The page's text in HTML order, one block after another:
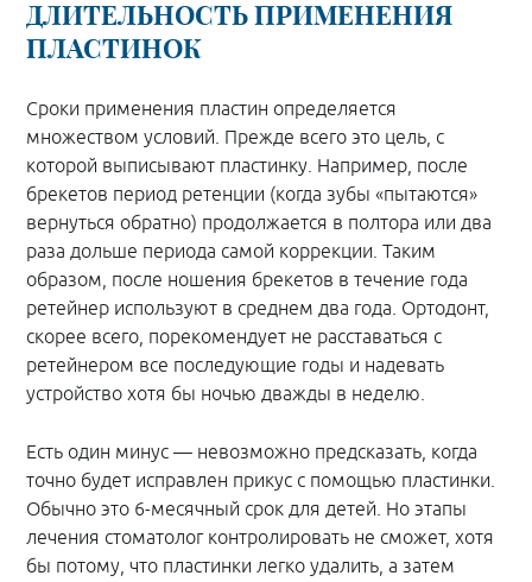
ДЛИТЕЛЬНОСТЬ ПРИМЕНЕНИЯ
ПЛАСТИНОК
Сроки применения пластин определяется
множеством условий. Прежде всего это цель, с
которой выписывают пластинку. Например, после
брекетов период ретенции (когда зубы «пытаются»
вернуться обратно) продолжается в полтора или два
раза дольше периода самой коррекции. Таким
образом, после ношения брекетов в течение года
ретейнер используют в среднем два года. Ортодонт,
скорее всего, порекомендует не расставаться с
ретейнером все последующие годы и надевать
устройство хотя бы ночью дважды в неделю.
Есть один минус — невозможно предсказать, когда
точно будет исправлен прикус с помощью пластинки.
Обычно это 6-месячный срок для детей. Но этапы
лечения стоматолог контролировать не сможет, хотя
бы потому, что пластинки легко удалить, а затем